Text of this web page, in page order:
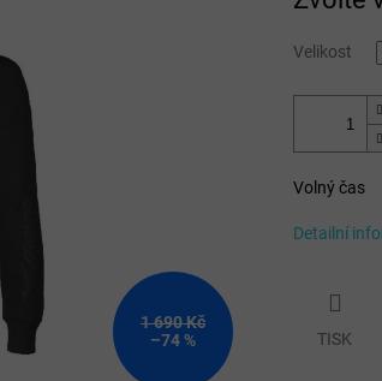
1 690 Kč
–74 %
Velikost
Volný čas
Detailní
TISK